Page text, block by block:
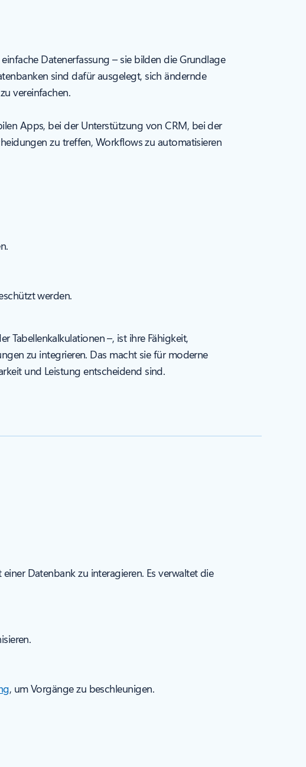
Datenerfassung – sie bilden die Grundlage
sind dafür ausgelegt, sich ändernde
vereinfachen.
Apps, bei der Unterstützung von CRM, bei der
zu treffen, Workflows zu automatisieren
werden.
Tabellenkalkulationen –, ist ihre Fähigkeit,
zu integrieren. Das macht sie für moderne
und Leistung entscheidend sind.
Datenbank zu interagieren. Es verwaltet die
, um Vorgänge zu beschleunigen.